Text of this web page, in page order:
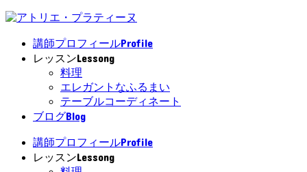
講師プロフィールProfile
レッスンLessong
料理
エレガントなふるまい
テーブルコーディネート
ブログBlog
講師プロフィールProfile
レッスンLessong